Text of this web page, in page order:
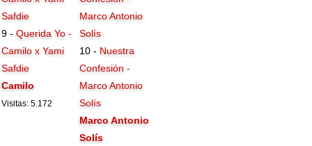
9 -Querida Yo -
Camilo x Yami
Safdie
Camilo
Visitas: 5.172
10 - Nuestra
Confesión -
Marco Antonio
Solís
Marco Antonio
Solís